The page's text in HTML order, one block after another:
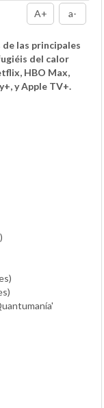
A+ a-
las principales
del calor
HBO Max,
y Apple TV+.